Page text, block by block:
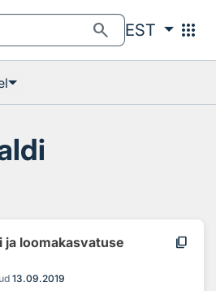
search EST apps
ja loomakasvatuse
content_copy
13.09.2019